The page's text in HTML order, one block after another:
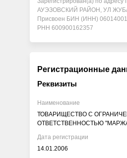
АУЭЗОВСКИЙ РАЙОН, УЛ
Присвоен БИН (ИНН) 060140010467,
РНН 600900162357
Регистрационные
Реквизиты
Наименование
ТОВАРИЩЕСТВО С
ОТВЕТСТВЕННОСТЬЮ
Дата регистрации
14.01.2006